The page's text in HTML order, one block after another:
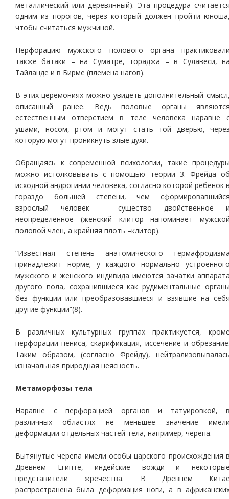
металлический или деревянный). Эта процедура
одним из порогов, через который должен пройти
чтобы считаться мужчиной.
Перфорацию мужского полового органа
также батаки – на Суматре, тораджа – в Сулавеси,
Тайланде и в Бирме (племена нагов).
В этих церемониях можно увидеть дополнительный
описанный ранее. Ведь половые органы
естественным отверстием в теле человека наравне
ушами, носом, ртом и могут стать той дверью,
которую могут проникнуть злые духи.
Обращаясь к современной психологии, такие
можно истолковывать с помощью теории З. Фрейда
исходной андрогинии человека, согласно которой ребенок
гораздо большей степени, чем
взрослый человек – существо двойственное
неопределенное (женский клитор напоминает
половой член, а крайняя плоть –клитор).
“Известная степень анатомического
принадлежит норме; у каждого нормально
мужского и женского индивида имеются зачатки
другого пола, сохранившиеся как рудиментальные
без функции или преобразовавшиеся и взявшие на
другие функции”(8).
В различных культурных группах практикуется,
перфорации пениса, скарификация, иссечение и
Таким образом, (согласно Фрейду),
изначальная природная неясность.
Метаморфозы тела
Наравне с перфорацией органов и татуировкой,
различных областях не меньшее значение
деформации отдельных частей тела, например, черепа.
Вытянутые черепа имели особы царского происхождения
Древнем Египте, индейские вожди и
представители жречества. В Древнем
распространена была деформация ноги, а в